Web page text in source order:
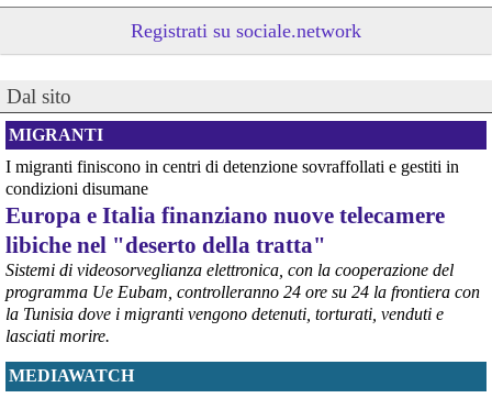
@peacelink -
«Ai bambini di Gaza il Nobel per la pace»
La proposta viene lanciata (con centinaia di adesioni) dal
quotidiano «L'Avvenire».
#Gaza
@peacelink - 10/8/2026 16:04
"Resistere, studiare, fare rete e rompere i coglioni". (Goffredo Fofi)
PeaceLink fa propria la lezione di Goffredo Fofi: resistere alle
ingiustizie, studiare i problemi con rigore, fare rete sul territorio e
rompere le scatole al potere con la nonviolenza. È la nostra stessa
azione quotidiana per pace e ambiente.
#PeaceLink #pace
Registrati su sociale.network
Dal sito
MIGRANTI
I migranti finiscono in centri di detenzione sovraffollati e gestiti in
condizioni disumane
Europa e Italia finanziano nuove telecamere
libiche nel "deserto della tratta"
Sistemi di videosorveglianza elettronica, con la cooperazione del
programma Ue Eubam, controlleranno 24 ore su 24 la frontiera con
la Tunisia dove i migranti vengono detenuti, torturati, venduti e
lasciati morire.
MEDIAWATCH